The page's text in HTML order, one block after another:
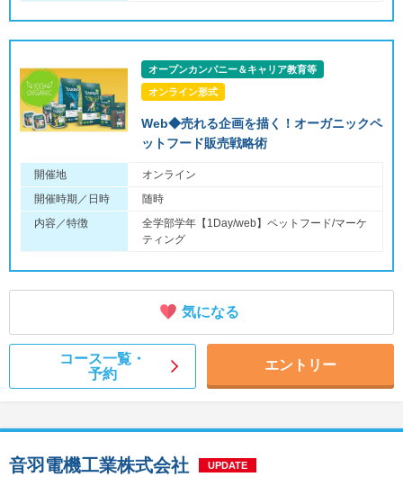
オープンカンパニー＆キャリア教育等
オンライン形式
Web◆売れる企画を描く！オーガニックペ
ットフード販売戦略術
開催地
オンライン
開催時期／日時
随時
内容／特徴
全学部学年【1Day/web】ペットフード/マーケ
ティング
気になる
コース一覧・
予約
エントリー
音羽電機工業株式会社 UPDATE